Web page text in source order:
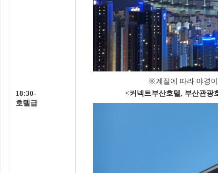
※계절에 따라 야경
18:30-
호텔급
<커넥트부산호텔, 부산관광